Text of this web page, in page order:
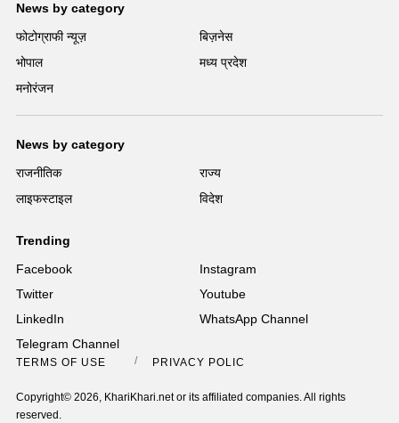
News by category
फोटोग्राफी न्यूज़
बिज़नेस
भोपाल
मध्य प्रदेश
मनोरंजन
News by category
राजनीतिक
राज्य
लाइफस्टाइल
विदेश
Trending
Facebook
Instagram
Twitter
Youtube
LinkedIn
WhatsApp Channel
Telegram Channel
TERMS OF USE PRIVACY POLICY
Copyright© 2026, KhariKhari.net or its affiliated companies. All rights
reserved.